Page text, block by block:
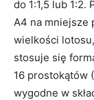
do 1:1,5 lub
A4 na mniejsze
wielkości
stosuje się
16 prostokątów
wygodne w